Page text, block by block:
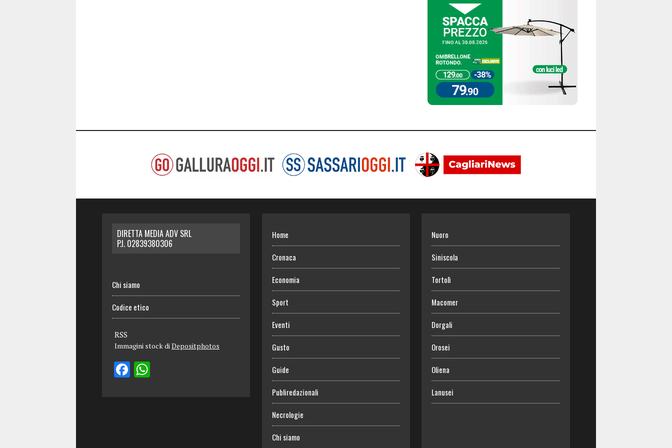
DIRETTA MEDIA ADV SRL
P.I. 02839380306
Chi siamo
Codice etico
RSS
Immagini stock diDepositphotos
Home
Cronaca
Economia
Sport
Eventi
Gusto
Guide
Publiredazionali
Necrologie
Chi siamo
Nuoro
Siniscola
Tortolì
Macomer
Dorgali
Orosei
Oliena
Lanusei